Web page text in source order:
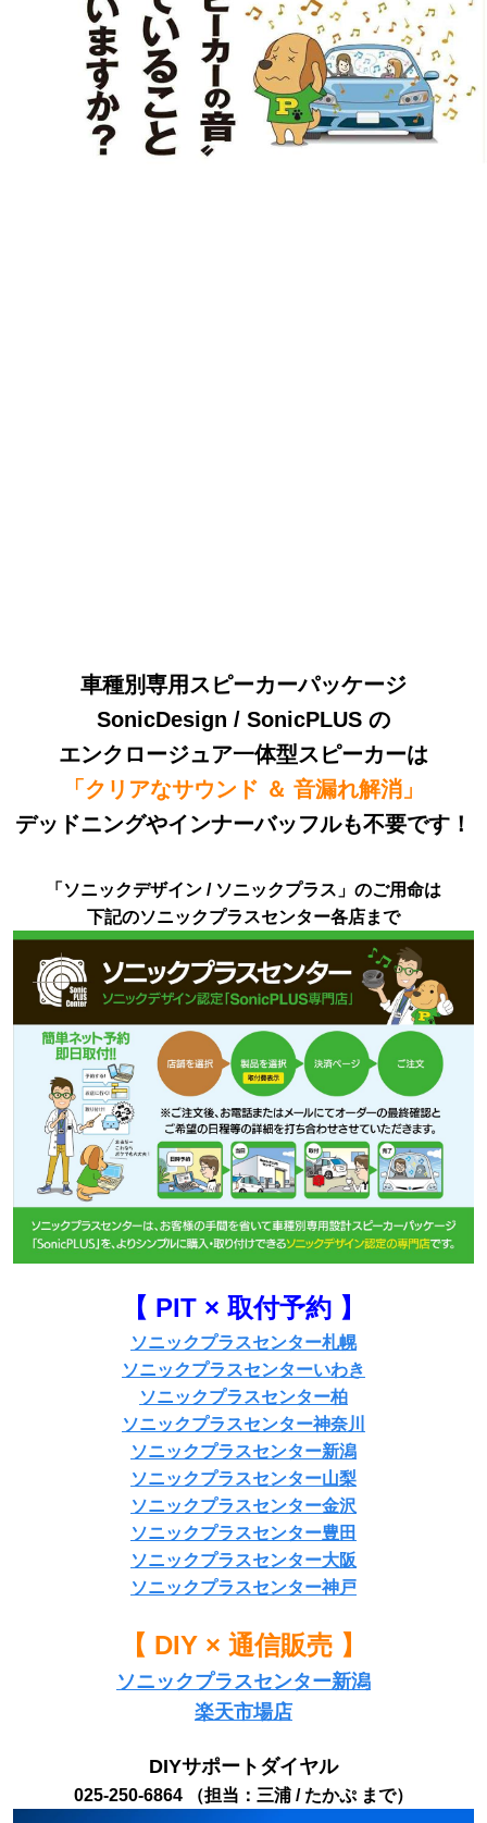
車種別専用スピーカーパッケージ
SonicDesign / SonicPLUS の
エンクロージュア一体型スピーカーは
「クリアなサウンド ＆ 音漏れ解消」
デッドニングやインナーバッフルも不要です！
「ソニックデザイン / ソニックプラス」のご用命は
下記のソニックプラスセンター各店まで
【 PIT × 取付予約 】
ソニックプラスセンター札幌
ソニックプラスセンターいわき
ソニックプラスセンター柏
ソニックプラスセンター神奈川
ソニックプラスセンター新潟
ソニックプラスセンター山梨
ソニックプラスセンター金沢
ソニックプラスセンター豊田
ソニックプラスセンター大阪
ソニックプラスセンター神戸
【 DIY × 通信販売 】
ソニックプラスセンター新潟
楽天市場店
DIYサポートダイヤル
025-250-6864 （担当：三浦 / たかぷ まで）